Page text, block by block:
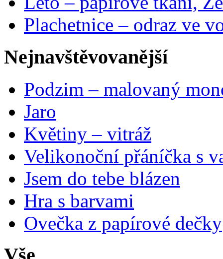
Plachetnice – odraz ve
Nejnavštěvovanější
Podzim – malovaný
Jaro
Květiny – vitráž
Velikonoční přáníčka s
Jsem do tebe blázen
Hra s barvami
Ovečka z papírové dečky